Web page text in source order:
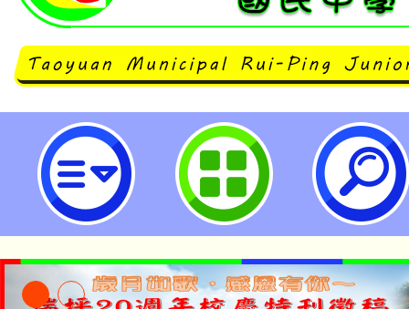
國立臺北教育大學辦理「2024東
研討會」徵稿-桃園市立瑞坪國民中